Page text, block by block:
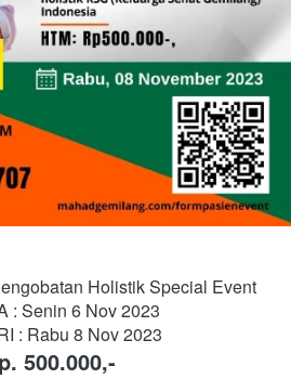
Holistik Special Event
: Senin 6 Nov 2023
: Rabu 8 Nov 2023
500.000,-